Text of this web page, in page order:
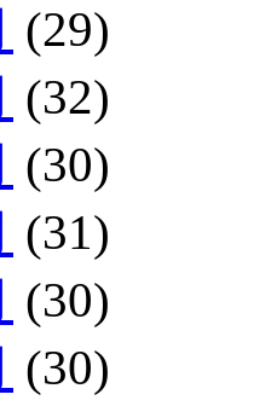
(29)
(32)
(30)
(31)
(30)
(30)